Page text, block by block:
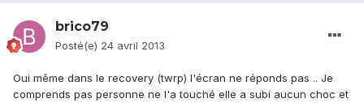
brico79
Posté(e) 24 avril 2013
Oui même dans le recovery (twrp) l'écran ne réponds pas .. Je
comprends pas personne ne l'a touché elle a subi aucun choc et